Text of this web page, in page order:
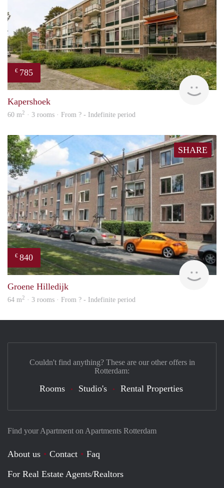
€ 785
Kapershoek
60 m2 · 3 rooms · From ? - Indefinite period
SHARE
€ 840
Groene Hilledijk
64 m2 · 3 rooms · From ? - Indefinite period
Find your Apartment on Apartments Rotterdam
About us Contact
Faq
For Real Estate Agents/Realtors
Couldn't find anything? These are our other offers in
Rotterdam:
Rooms Studio's Rental Properties